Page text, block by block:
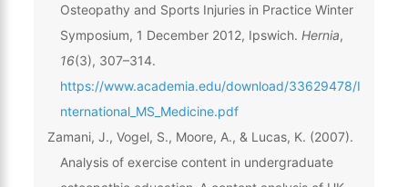
Osteopathy and Sports Injuries in Practice Winter
Symposium, 1 December 2012, Ipswich. Hernia,
16(3), 307–314.
https://www.academia.edu/download/33629478/I
nternational_MS_Medicine.pdf
Zamani, J., Vogel, S., Moore, A., & Lucas, K. (2007).
Analysis of exercise content in undergraduate